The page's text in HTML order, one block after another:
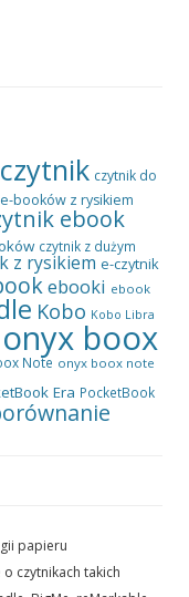
czytnik czytnik do
booków z rysikiem
ebook
czytnik z dużym
z rysikiem e-czytnik
ebooki ebook
Kobo Kobo Libra
onyx boox
Note onyx boox note
Era PocketBook
papieru
czytnikach takich